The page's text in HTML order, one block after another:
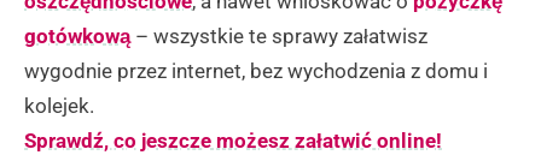
gotówkową– wszystkie te sprawy załatwisz
wygodnie przez internet, bez wychodzenia z domu i
kolejek.
Sprawdź, co jeszcze możesz załatwić online!